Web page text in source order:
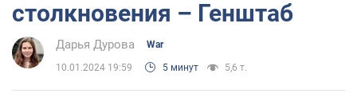
столкновения – Генштаб
Дарья Дурова War
10.01.2024 19:59 5 минут 5,6 т.